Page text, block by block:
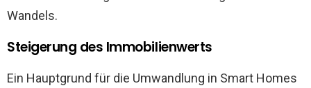
Wandels.
Steigerung des Immobilienwerts
Ein Hauptgrund für die Umwandlung in Smart Homes